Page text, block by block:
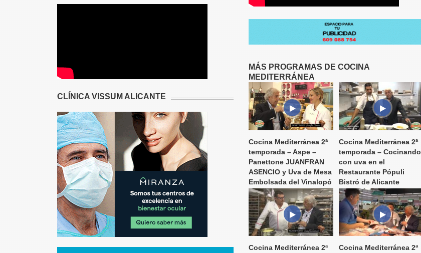
CLÍNICA VISSUM ALICANTE
MÁS PROGRAMAS DE COCINA
MEDITERRÁNEA
Cocina Mediterránea 2ª
temporada – Aspe –
Panettone JUANFRAN
ASENCIO y Uva de Mesa
Embolsada del Vinalopó
Cocina Mediterránea 2ª
temporada – Cocinando
con uva en el
Restaurante Pópuli
Bistró de Alicante
Cocina Mediterránea 2ª
Cocina Mediterránea 2ª